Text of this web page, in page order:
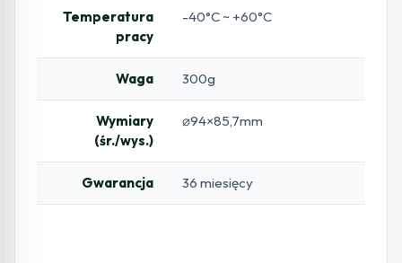
Temperatura
pracy
-40°C ~ +60°C
Waga 300g
Wymiary
(śr./wys.)
⌀94×85,7mm
Gwarancja 36 miesięcy